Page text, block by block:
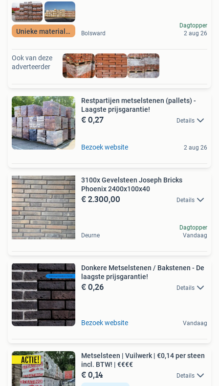
Unieke materialen Bolsward
Dagtopper
2 aug 26
Ook van deze
adverteerder
Restpartijen metselstenen (pallets) -
Laagste prijsgarantie!
€ 0,27 Details
Bezoek website 2 aug 26
3100x Gevelsteen Joseph Bricks
Phoenix 2400x100x40
€ 2.300,00 Details
Deurne
Dagtopper
Vandaag
Donkere Metselstenen / Bakstenen - De
laagste prijsgarantie!
€ 0,26 Details
Bezoek website Vandaag
Metselsteen | Vuilwerk | €0,14 per steen
incl. BTW! | €€€€
€ 0,14 Details